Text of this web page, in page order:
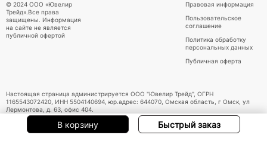
В корзину Быстрый заказ
© 2024 ООО «Ювелир
Трейд».Все права
защищены. Информация
на сайте не является
публичной офертой
Правовая информация
Пользовательское
соглашение
Политика обработку
персональных данных
Публичная оферта
Настоящая страница администрируется ООО "Ювелир Трейд", ОГРН
1165543072420, ИНН 5504140694, юр.адрес: 644070, Омская область, г Омск, ул
Лермонтова, д. 63, офис 404.